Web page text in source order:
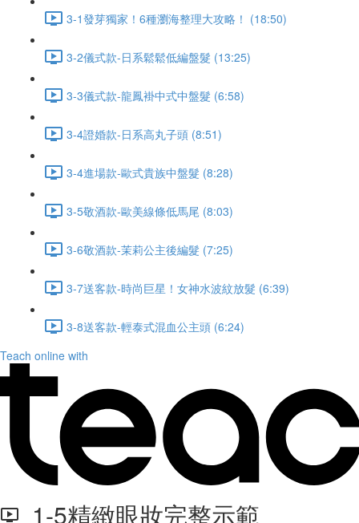
3-1發芽獨家！6種瀏海整理大攻略！ (18:50)
3-2儀式款-日系鬆鬆低編盤髮 (13:25)
3-3儀式款-龍鳳褂中式中盤髮 (6:58)
3-4證婚款-日系高丸子頭 (8:51)
3-4進場款-歐式貴族中盤髮 (8:28)
3-5敬酒款-歐美線條低馬尾 (8:03)
3-6敬酒款-茉莉公主後編髮 (7:25)
3-7送客款-時尚巨星！女神水波紋放髮 (6:39)
3-8送客款-輕泰式混血公主頭 (6:24)
Teach online with
1-5精緻眼妝完整示範